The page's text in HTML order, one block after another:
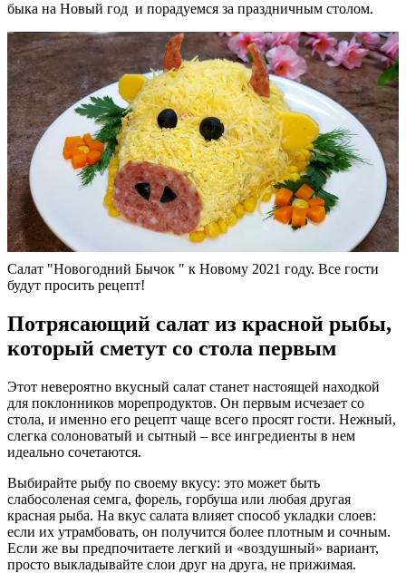
быка на Новый год и порадуемся за праздничным столом.
Салат "Новогодний Бычок " к Новому 2021 году. Все гости
будут просить рецепт!
Потрясающий салат из красной рыбы,
который сметут со стола первым
Этот невероятно вкусный салат станет настоящей находкой
для поклонников морепродуктов. Он первым исчезает со
стола, и именно его рецепт чаще всего просят гости. Нежный,
слегка солоноватый и сытный – все ингредиенты в нем
идеально сочетаются.
Выбирайте рыбу по своему вкусу: это может быть
слабосоленая семга, форель, горбуша или любая другая
красная рыба. На вкус салата влияет способ укладки слоев:
если их утрамбовать, он получится более плотным и сочным.
Если же вы предпочитаете легкий и «воздушный» вариант,
просто выкладывайте слои друг на друга, не прижимая.